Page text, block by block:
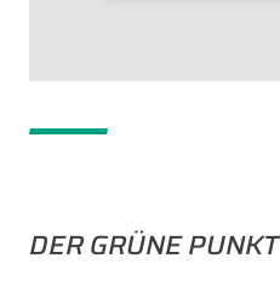
DER GRÜNE PUNKT